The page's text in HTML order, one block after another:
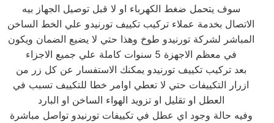
سوف يتحمل ضغط الكهرباء او لا قبل توصيل الجهاز بيه
الاتصال بخدمة عملاء تركيب تكييف تورنيدو علي الخط الساخن
المباشر لشركة تورنيدو طوخ وهذا حتي لا يضيع الضمان ويكون
في معظم الاجهزة 5 سنوات كاملة علي جميع الاجزاء
بعد تركيب تكييف تورنيدو يمكنك الاستفسار عن كل زر من
ازرار التكييفات حتي لا تعطي اوامر خطا للتكييف تسبب في
العطل او تقليل او تزويد الهواء الساخن او البارد
وفيه حالة وجود اي عطل في تكييفات تورنيدو تواصل مباشرة